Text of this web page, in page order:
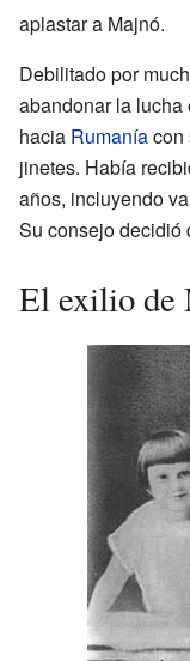
aplastar a Majnó.
Debilitado por
abandonar la lucha
hacia Rumaníacon
jinetes. Había
años, incluyendo
Su consejo decidió
El exilio de